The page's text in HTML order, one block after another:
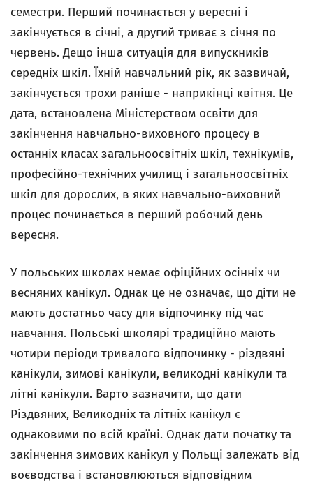
семестри. Перший починається у вересні і
закінчується в січні, а другий триває з січня по
червень. Дещо інша ситуація для випускників
середніх шкіл. Їхній навчальний рік, як зазвичай,
закінчується трохи раніше - наприкінці квітня. Це
дата, встановлена Міністерством освіти для
закінчення навчально-виховного процесу в
останніх класах загальноосвітніх шкіл, технікумів,
професійно-технічних училищ і загальноосвітніх
шкіл для дорослих, в яких навчально-виховний
процес починається в перший робочий день
вересня.
У польських школах немає офіційних осінніх чи
весняних канікул. Однак це не означає, що діти не
мають достатньо часу для відпочинку під час
навчання. Польські школярі традиційно мають
чотири періоди тривалого відпочинку - різдвяні
канікули, зимові канікули, великодні канікули та
літні канікули. Варто зазначити, що дати
Різдвяних, Великодніх та літніх канікул є
однаковими по всій країні. Однак дати початку та
закінчення зимових канікул у Польщі залежать від
воєводства і встановлюються відповідним